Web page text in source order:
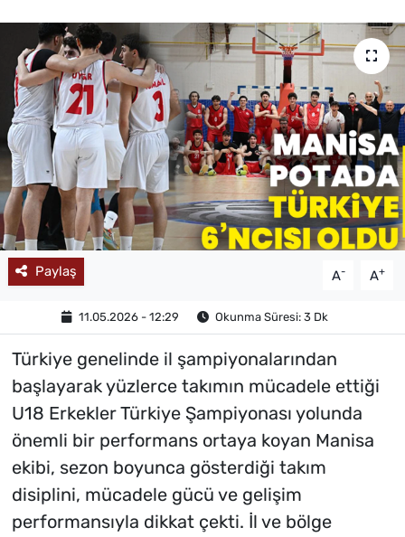
Paylaş A- A+
11.05.2026 - 12:29 Okunma Süresi: 3 Dk
Türkiye genelinde il şampiyonalarından
başlayarak yüzlerce takımın mücadele ettiği
U18 Erkekler Türkiye Şampiyonası yolunda
önemli bir performans ortaya koyan Manisa
ekibi, sezon boyunca gösterdiği takım
disiplini, mücadele gücü ve gelişim
performansıyla dikkat çekti. İl ve bölge